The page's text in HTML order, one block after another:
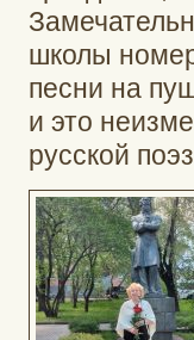
школы
песни на
и это
русской